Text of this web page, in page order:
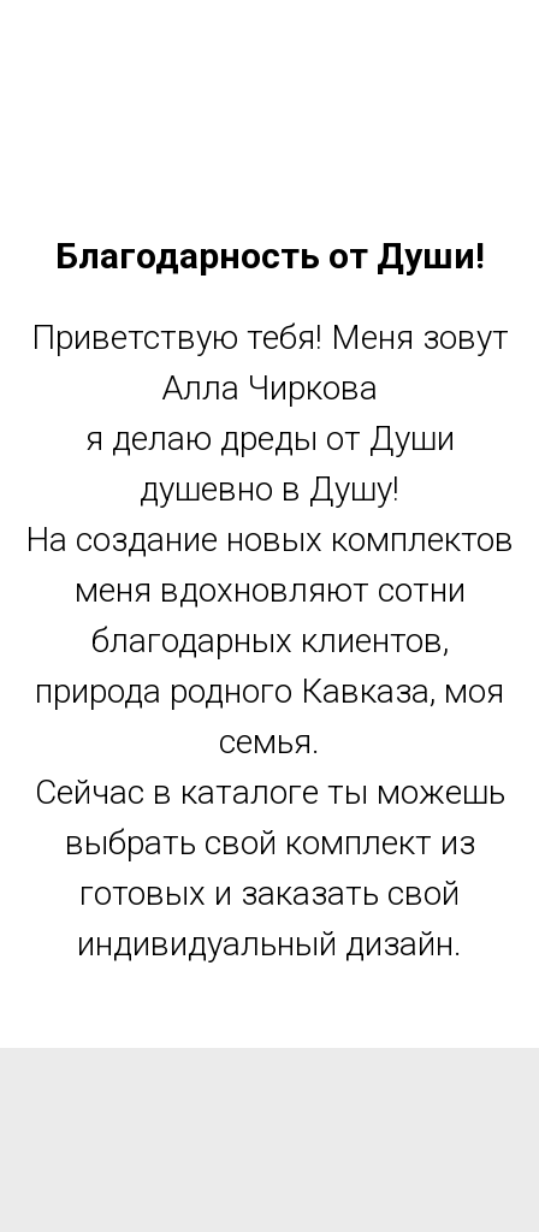
Благодарность от Души!
Приветствую тебя! Меня зовут
Алла Чиркова
я делаю дреды от Души
душевно в Душу!
На создание новых комплектов
меня вдохновляют сотни
благодарных клиентов,
природа родного Кавказа, моя
семья.
Сейчас в каталоге ты можешь
выбрать свой комплект из
готовых и заказать свой
индивидуальный дизайн.